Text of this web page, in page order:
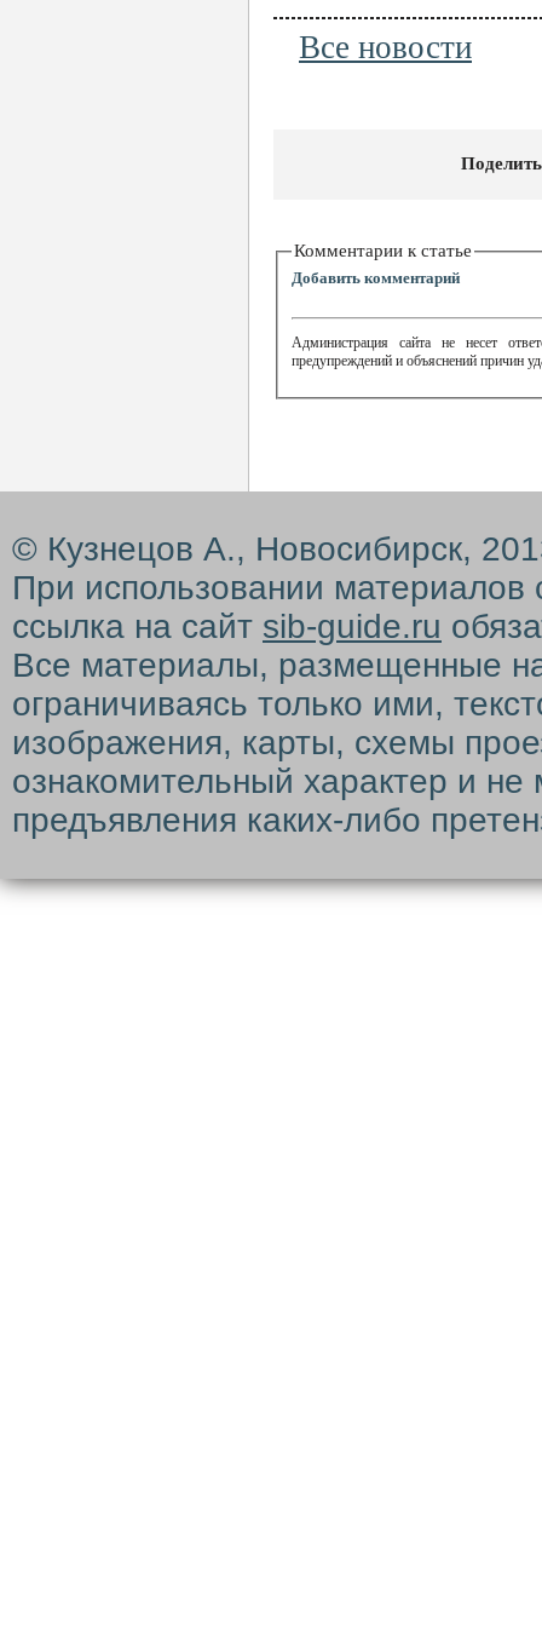
Все новости
Комментарии к статье
Добавить комментарий
Администрация сайта не несет
предупреждений и объяснений причин
© Кузнецов А., Новосибирск,
При использовании материалов
ссылка на сайт sib-guide.ru
Все материалы, размещенные
ограничиваясь только ими,
изображения, карты, схемы
ознакомительный характер и
предъявления каких-либо